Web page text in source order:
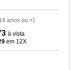
anos ou +)
à vista
em 12X